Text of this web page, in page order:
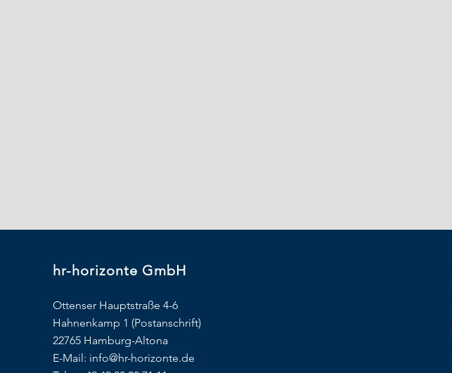
hr-horizonte GmbH
Ottenser Hauptstraße 4-6
Hahnenkamp 1 (Postanschrift)
22765 Hamburg-Altona
E-Mail: info@hr-horizonte.de